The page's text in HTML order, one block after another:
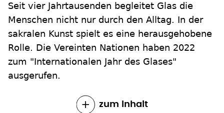
Seit vier Jahrtausenden begleitet Glas die
Menschen nicht nur durch den Alltag. In der
sakralen Kunst spielt es eine herausgehobene
Rolle. Die Vereinten Nationen haben 2022
zum "Internationalen Jahr des Glases"
ausgerufen.
zum Inhalt